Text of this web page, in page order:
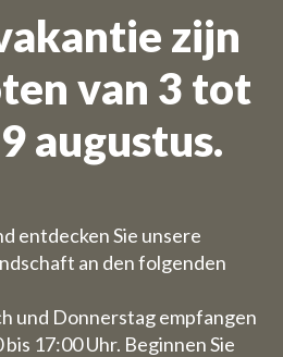
zijn
van 3 tot
augustus.
entdecken Sie unsere
an den folgenden
und Donnerstag empfangen
17:00 Uhr. Beginnen Sie